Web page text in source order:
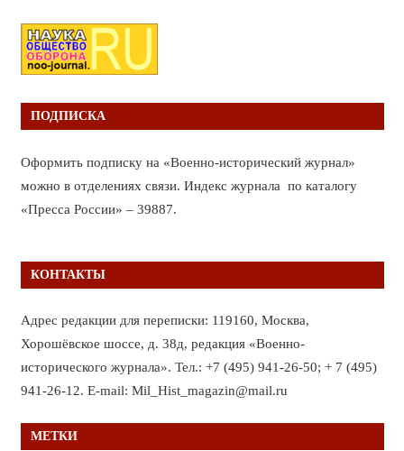
ПОДПИСКА
Оформить подписку на «Военно-исторический журнал»
можно в отделениях связи. Индекс журнала по каталогу
«Пресса России» – 39887.
КОНТАКТЫ
Адрес редакции для переписки: 119160, Москва,
Хорошёвское шоссе, д. 38д, редакция «Военно-
исторического журнала». Тел.: +7 (495) 941-26-50; + 7 (495)
941-26-12. E-mail: Mil_Hist_magazin@mail.ru
МЕТКИ